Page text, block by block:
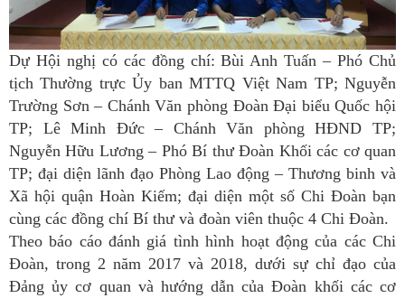
Dự Hội nghị có các đồng chí: Bùi Anh Tuấn – Phó Chủ
tịch Thường trực Ủy ban MTTQ Việt Nam TP; Nguyễn
Trường Sơn – Chánh Văn phòng Đoàn Đại biểu Quốc hội
TP; Lê Minh Đức – Chánh Văn phòng HĐND TP;
Nguyễn Hữu Lương – Phó Bí thư Đoàn Khối các cơ quan
TP; đại diện lãnh đạo Phòng Lao động – Thương binh và
Xã hội quận Hoàn Kiếm; đại diện một số Chi Đoàn bạn
cùng các đồng chí Bí thư và đoàn viên thuộc 4 Chi Đoàn.
Theo báo cáo đánh giá tình hình hoạt động của các Chi
Đoàn, trong 2 năm 2017 và 2018, dưới sự chỉ đạo của
Đảng ủy cơ quan và hướng dẫn của Đoàn khối các cơ